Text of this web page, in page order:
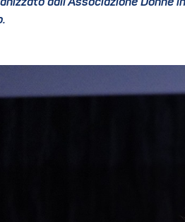
dall’Associazione